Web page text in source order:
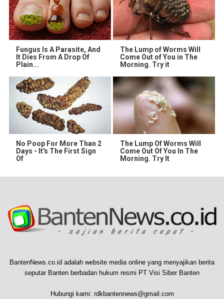
Fungus Is A Parasite, And
It Dies From A Drop Of
Plain...
The Lump of Worms Will
Come Out of You in The
Morning. Try it
No Poop For More Than 2
Days - It's The First Sign
Of
The Lump Of Worms Will
Come Out Of You In The
Morning. Try It
BantenNews.co.id adalah website media online yang menyajikan berita
seputar Banten berbadan hukum resmi PT Visi Siber Banten
Hubungi kami: rdkbantennews@gmail.com